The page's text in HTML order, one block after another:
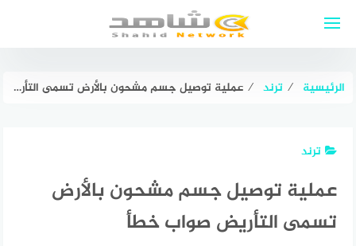
الرئيسية ⁄ ترند ⁄ عملية توصيل جسم مشحون بالأرض تسمى التأريض صواب خطأ
ترند
عملية توصيل جسم مشحون بالأرض
تسمى التأريض صواب خطأ